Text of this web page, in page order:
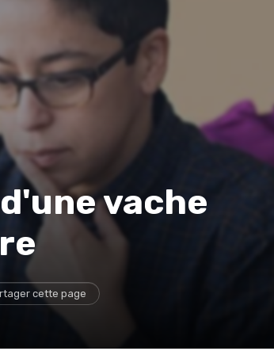
vache
cette page